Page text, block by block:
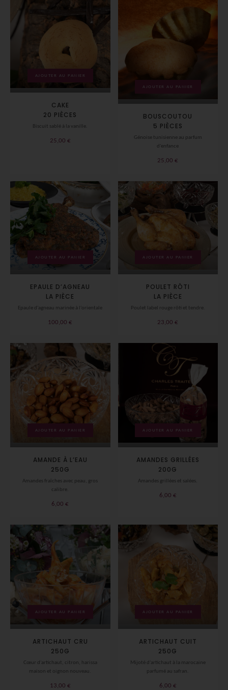
AJOUTER AU PANIER
CAKE
20 PIÈCES
Biscuit sablé à la vanille.
25,00 €
AJOUTER AU PANIER
BOUSCOUTOU
5 PIÈCES
Génoise tunisienne au parfum
d'enfance
25,00€
AJOUTER AU PANIER
EPAULE D’AGNEAU
LA PIÈCE
Epaule d'agneau marinée à l'orientale
100,00€
AJOUTER AU PANIER
POULET RÔTI
LA PIÈCE
Poulet label rouge rôti et tendre.
23,00€
AJOUTER AU PANIER
AMANDE À L’EAU
250G
Amandes fraîches avec peau, gros
calibre.
6,00€
AJOUTER AU PANIER
AMANDES GRILLÉES
200G
Amandes grillées et salées.
6,00 €
AJOUTER AU PANIER
ARTICHAUT CRU
250G
Cœur d'artichaut, citron, harissa
maison et oignon nouveau.
13,00 €
AJOUTER AU PANIER
ARTICHAUT CUIT
250G
Mijoté d'artichaut à la marocaine
parfumé au safran.
6,00 €